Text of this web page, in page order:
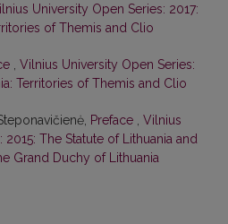
University Open Series: 2017:
of Themis and Clio
Vilnius University Open Series:
Territories of Themis and Clio
Preface
Vilnius
The Statute of Lithuania and
Grand Duchy of Lithuania